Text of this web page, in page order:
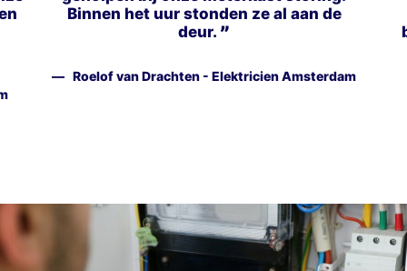
Binnen het uur stonden ze al aan de
deur.
Roelof van Drachten - Elektricien Amsterdam